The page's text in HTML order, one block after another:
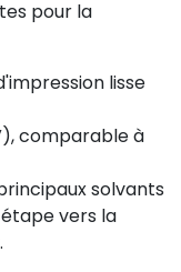
pour la
lisse
comparable à
solvants
vers la